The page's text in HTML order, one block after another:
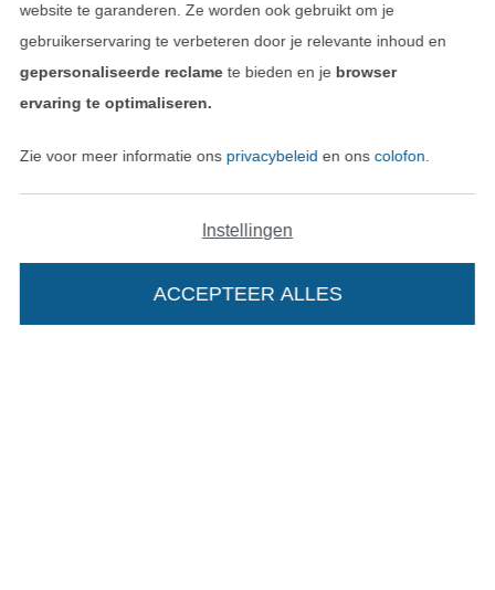
Onze transporteurs
website te garanderen. Ze worden ook gebruikt om je
gebruikerservaring te verbeteren door je relevante inhoud en
gepersonaliseerde reclamete bieden en je browser
ervaring te optimaliseren.
Zie voor meer informatie ons privacybeleid en ons colofon
Instellingen
ACCEPTEER ALLES